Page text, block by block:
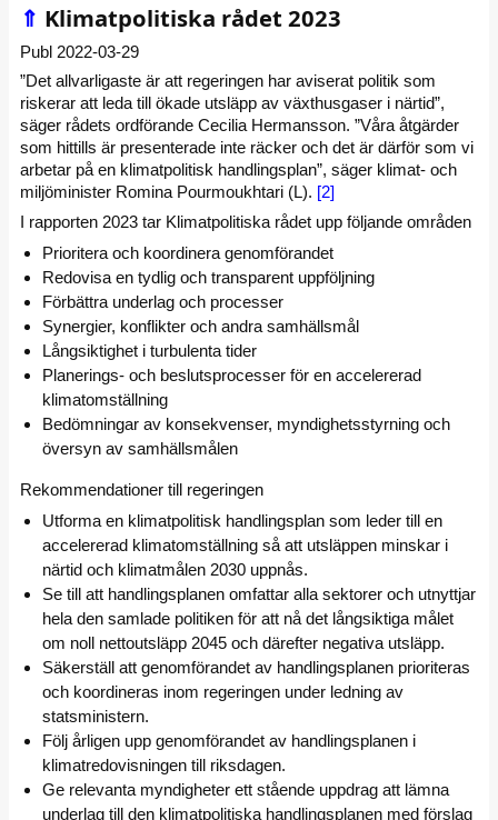
⇑ Klimatpolitiska rådet 2023
Publ 2022-03-29
”Det allvarligaste är att regeringen har aviserat politik som
riskerar att leda till ökade utsläpp av växthusgaser i närtid”,
säger rådets ordförande Cecilia Hermansson. ”Våra åtgärder
som hittills är presenterade inte räcker och det är därför som vi
arbetar på en klimatpolitisk handlingsplan”, säger klimat- och
miljöminister Romina Pourmoukhtari (L). [2]
I rapporten 2023 tar Klimatpolitiska rådet upp följande områden
Prioritera och koordinera genomförandet
Redovisa en tydlig och transparent uppföljning
Förbättra underlag och processer
Synergier, konflikter och andra samhällsmål
Långsiktighet i turbulenta tider
Planerings- och beslutsprocesser för en accelererad
klimatomställning
Bedömningar av konsekvenser, myndighetsstyrning och
översyn av samhällsmålen
Rekommendationer till regeringen
Utforma en klimatpolitisk handlingsplan som leder till en
accelererad klimatomställning så att utsläppen minskar i
närtid och klimatmålen 2030 uppnås.
Se till att handlingsplanen omfattar alla sektorer och utnyttjar
hela den samlade politiken för att nå det långsiktiga målet
om noll nettoutsläpp 2045 och därefter negativa utsläpp.
Säkerställ att genomförandet av handlingsplanen prioriteras
och koordineras inom regeringen under ledning av
statsministern.
Följ årligen upp genomförandet av handlingsplanen i
klimatredovisningen till riksdagen.
Ge relevanta myndigheter ett stående uppdrag att lämna
underlag till den klimatpolitiska handlingsplanen med förslag